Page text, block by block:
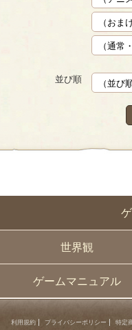
世界観
ゲームマニュアル
並び順
利用規約 プライバシーポリシー 特定